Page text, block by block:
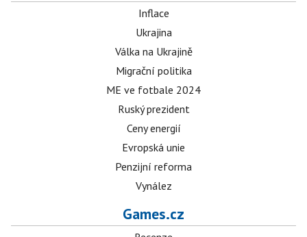
Inflace
Ukrajina
Válka na Ukrajině
Migrační politika
ME ve fotbale 2024
Ruský prezident
Ceny energií
Evropská unie
Penzijní reforma
Vynález
Games.cz